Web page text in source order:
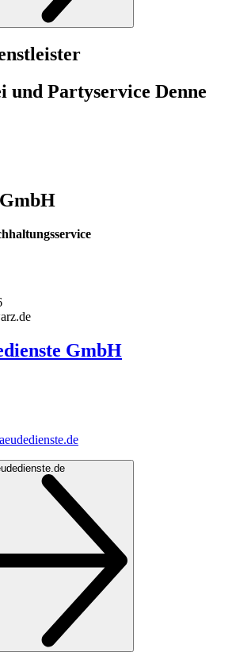
und Partyservice Denne
GmbH